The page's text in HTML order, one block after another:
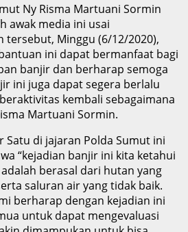
Ny Risma Martuani Sormin
awak media ini usai
tersebut, Minggu (6/12/2020),
ini dapat bermanfaat bagi
banjir dan berharap semoga
ini juga dapat segera berlalu
kembali sebagaimana
Martuani Sormin.
Satu di jajaran Polda Sumut ini
“kejadian banjir ini kita ketahui
berasal dari hutan yang
saluran air yang tidak baik.
berharap dengan kejadian ini
untuk dapat mengevaluasi